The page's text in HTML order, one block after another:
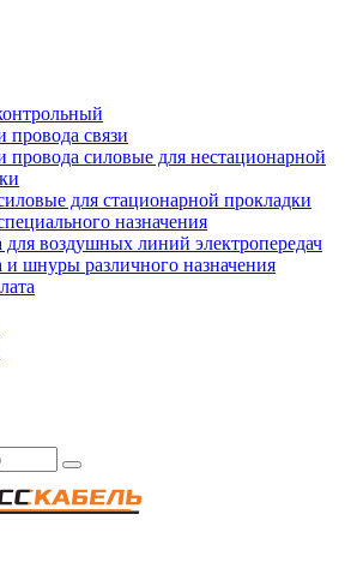
провода связи
провода силовые для нестационарной
для стационарной прокладки
назначения
для воздушных линий электропередач
и шнуры различного назначения